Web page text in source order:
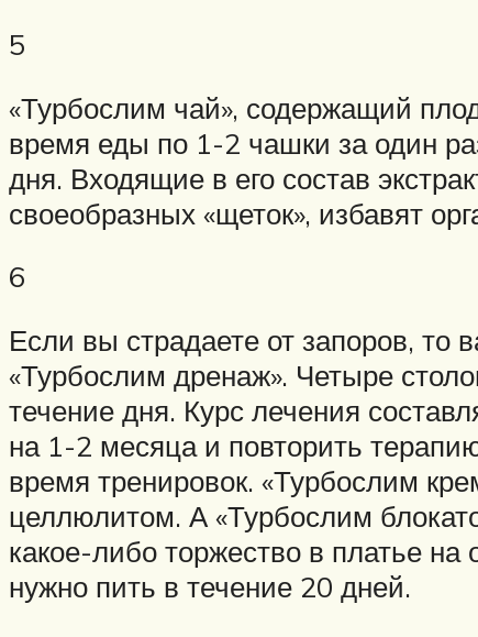
5
«Турбослим чай», содержащий
время еды по 1-2 чашки за один
дня. Входящие в его состав
своеобразных «щеток», избавят
6
Если вы страдаете от запоров,
«Турбослим дренаж». Четыре
течение дня. Курс лечения
на 1-2 месяца и повторить
время тренировок. «Турбослим
целлюлитом. А «Турбослим
какое-либо торжество в платье
нужно пить в течение 20 дней.